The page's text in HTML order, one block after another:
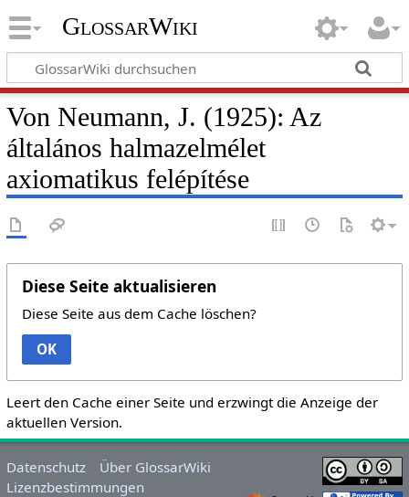
GlossarWiki
Von Neumann, J. (1925): Az
általános halmazelmélet
axiomatikus felépítése
Diese Seite aktualisieren
Diese Seite aus dem Cache löschen?
OK
Leert den Cache einer Seite und erzwingt die Anzeige der
aktuellen Version.
Datenschutz
Über GlossarWiki
Lizenzbestimmungen